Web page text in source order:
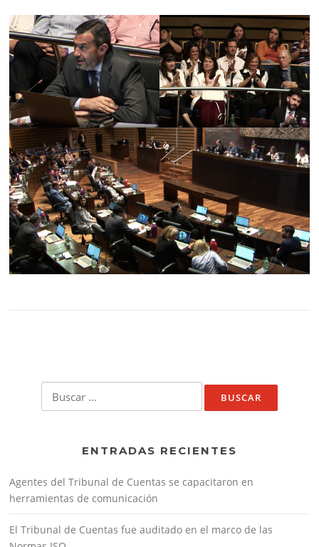
ENTRADAS RECIENTES
Agentes del Tribunal de Cuentas se capacitaron en
herramientas de comunicación
El Tribunal de Cuentas fue auditado en el marco de las